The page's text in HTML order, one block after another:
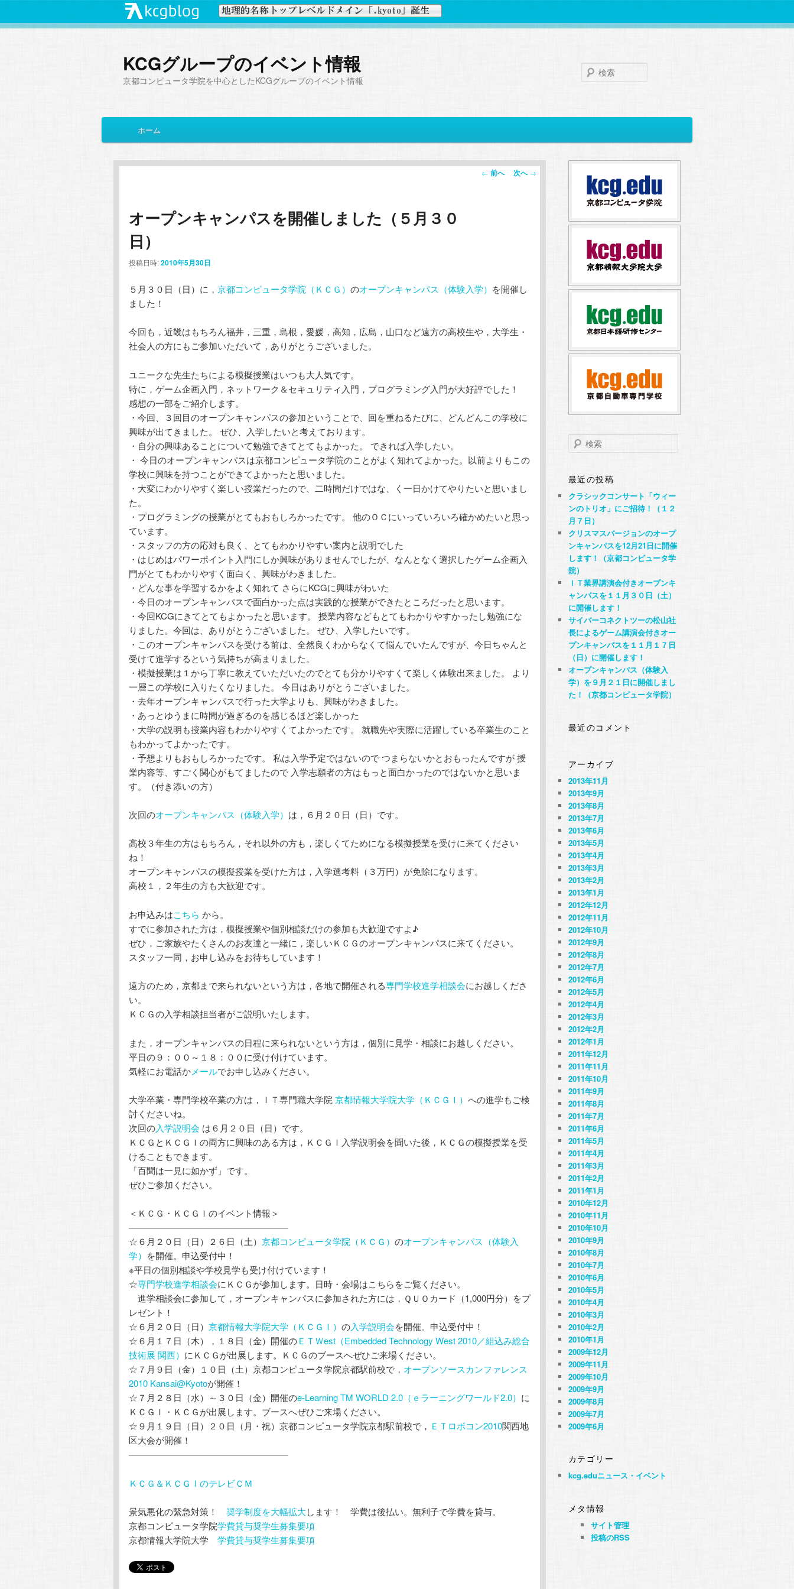
KCGグループのイベント情報
京都コンピュータ学院を中心としたKCGグループのイベント情報
イ
メ
イ
コ
ン
ン
ツ
移
動
サ
ブ
ン
テ
ツ
へ
動
ホーム
投
ン
← 前へ 次へ→
オープンキャンパスを開催しました（５月３０
日）
投稿日時:2010年5月30日
５月３０日（日）に， 京都コンピュータ学院（ＫＣＧ） のオープンキャンパス（体験入学） を開催し
ました！
今回も，近畿はもちろん福井，三重，島根，愛媛，高知，広島，山口など遠方の高校生や，大学生・
社会人の方にもご参加いただいて，ありがとうございました。
ユニークな先生たちによる模擬授業はいつも大人気です。
特に，ゲーム企画入門，ネットワーク＆セキュリティ入門，プログラミング入門が大好評でした！
感想の一部をご紹介します。
・今回、３回目のオープンキャンパスの参加ということで、回を重ねるたびに、どんどんこの学校に
興味が出てきました。 ぜひ、入学したいと考えております。
・自分の興味あることについて勉強できてとてもよかった。 できれば入学したい。
・ 今日のオープンキャンパスは京都コンピュータ学院のことがよく知れてよかった。以前よりもこの
学校に興味を持つことができてよかったと思いました。
・大変にわかりやすく楽しい授業だったので、二時間だけではな、く一日かけてやりたいと思いまし
た。
・プログラミングの授業がとてもおもしろかったです。 他のＯＣにいっていろいろ確かめたいと思っ
ています。
・スタッフの方の応対も良く、とてもわかりやすい案内と説明でした
・はじめはパワーポイント入門にしか興味がありませんでしたが、なんとなく選択したゲーム企画入
門がとてもわかりやすく面白く、興味がわきました。
・どんな事を学習するかをよく知れて さらにKCGに興味がわいた
・今日のオープンキャンパスで面白かった点は実践的な授業ができたところだったと思います。
・今回KCGにきてとてもよかったと思います。 授業内容などもとてもわかりやすかったし勉強にな
りました。今回は、ありがとうございました。 ぜひ、入学したいです。
・このオープンキャンパスを受ける前は、全然良くわからなくて悩んでいたんですが、今日ちゃんと
受けて進学するという気持ちが高まりました。
・模擬授業は１から丁寧に教えていただいたのでとても分かりやすくて楽しく体験出来ました。 より
一層この学校に入りたくなりました。 今日はありがとうございました。
・去年オープンキャンパスで行った大学よりも、興味がわきました。
・あっとゆうまに時間が過ぎるのを感じるほど楽しかった
・大学の説明も授業内容もわかりやすくてよかったです。 就職先や実際に活躍している卒業生のこと
もわかってよかったです。
・予想よりもおもしろかったです。 私は入学予定ではないので つまらないかとおもったんですが 授
業内容等、すごく関心がもてましたので 入学志願者の方はもっと面白かったのではないかと思いま
す。（付き添いの方）
次回のオープンキャンパス（体験入学） は，６月２０日（日）です。
高校３年生の方はもちろん，それ以外の方も，楽しくてためになる模擬授業を受けに来てください
ね！
オープンキャンパスの模擬授業を受けた方は，入学選考料（３万円）が免除になります。
高校１，２年生の方も大歓迎です。
お申込みはこちら から。
すでに参加された方は，模擬授業や個別相談だけの参加も大歓迎ですよ♪
ぜひ，ご家族やたくさんのお友達と一緒に，楽しいＫＣＧのオープンキャンパスに来てください。
スタッフ一同，お申し込みをお待ちしています！
遠方のため，京都まで来られないという方は，各地で開催される専門学校進学相談会にお越しくださ
い。
ＫＣＧの入学相談担当者がご説明いたします。
また，オープンキャンパスの日程に来られないという方は，個別に見学・相談にお越しください。
平日の９：００～１８：００に受け付けています。
気軽にお電話かメールでお申し込みください。
大学卒業・専門学校卒業の方は，ＩＴ専門職大学院 京都情報大学院大学（ＫＣＧＩ） への進学もご検
討くださいね。
次回の入学説明会 は６月２０日（日）です。
ＫＣＧとＫＣＧＩの両方に興味のある方は，ＫＣＧＩ入学説明会を聞いた後，ＫＣＧの模擬授業を受
けることもできます。
「百聞は一見に如かず」です。
ぜひご参加ください。
＜ＫＣＧ・ＫＣＧＩのイベント情報＞
——————————————————
☆６月２０日（日）２６日（土） 京都コンピュータ学院（ＫＣＧ） のオープンキャンパス（体験入
学） を開催。申込受付中！
※平日の個別相談や学校見学も受け付けています！
☆専門学校進学相談会にＫＣＧが参加します。日時・会場はこちらをご覧ください。
進学相談会に参加して，オープンキャンパスに参加された方には，ＱＵＯカード（1,000円分）をプ
レゼント！
☆６月２０日（日） 京都情報大学院大学（ＫＣＧＩ） の入学説明会を開催。申込受付中！
☆６月１７日（木），１８日（金）開催のＥＴＷest（Embedded Technology West 2010／組込み総合
技術展 関西） にＫＣＧが出展します。ＫＣＧのブースへぜひご来場ください。
☆７月９日（金）１０日（土）京都コンピュータ学院京都駅前校で， オープンソースカンファレンス
2010 Kansai@Kyotoが開催！
☆７月２８日（水）～３０日（金）開催のe-Learning TM WORLD 2.0（ｅラーニングワールド2.0） に
ＫＣＧＩ・ＫＣＧが出展します。ブースへぜひご来場ください。
☆９月１９日（日）２０日（月・祝）京都コンピュータ学院京都駅前校で， ＥＴロボコン2010関西地
区大会が開催！
——————————————————
ＫＣＧ＆ＫＣＧＩのテレビＣＭ
景気悪化の緊急対策！ 奨学制度を大幅拡大します！ 学費は後払い。無利子で学費を貸与。
京都コンピュータ学院学費貸与奨学生募集要項
京都情報大学院大学 学費貸与奨学生募集要項
検
索
最近の投稿
クラシックコンサート「ウィー
ンのトリオ」にご招待！（１２
月７日）
クリスマスバージョンのオープ
ンキャンパスを12月21日に開催
します！（京都コンピュータ学
院）
ＩＴ業界講演会付きオープンキ
ャンパスを１１月３０日（土）
に開催します！
サイバーコネクトツーの松山社
長によるゲーム講演会付きオー
プンキャンパスを１１月１７日
（日）に開催します！
オープンキャンパス（体験入
学）を９月２１日に開催しまし
た！（京都コンピュータ学院）
最近のコメント
アーカイブ
2013年11月
2013年9月
2013年8月
2013年7月
2013年6月
2013年5月
2013年4月
2013年3月
2013年2月
2013年1月
2012年12月
2012年11月
2012年10月
2012年9月
2012年8月
2012年7月
2012年6月
2012年5月
2012年4月
2012年3月
2012年2月
2012年1月
2011年12月
2011年11月
2011年10月
2011年9月
2011年8月
2011年7月
2011年6月
2011年5月
2011年4月
2011年3月
2011年2月
2011年1月
2010年12月
2010年11月
2010年10月
2010年9月
2010年8月
2010年7月
2010年6月
2010年5月
2010年4月
2010年3月
2010年2月
2010年1月
2009年12月
2009年11月
2009年10月
2009年9月
2009年8月
2009年7月
2009年6月
カテゴリー
kcg.eduニュース・イベント
メタ情報
サイト管理
投稿のRSS